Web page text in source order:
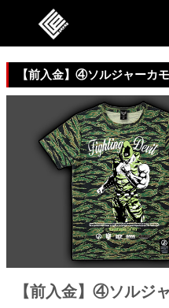
【前入金】④ソルジャーカ
【前入金】④ソルジ